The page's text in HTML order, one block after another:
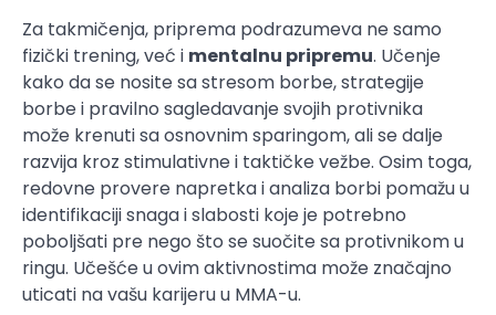
Za takmičenja, priprema podrazumeva ne samo
fizički trening, već i mentalnu pripremu. Učenje
kako da se nosite sa stresom borbe, strategije
borbe i pravilno sagledavanje svojih protivnika
može krenuti sa osnovnim sparingom, ali se dalje
razvija kroz stimulativne i taktičke vežbe. Osim toga,
redovne provere napretka i analiza borbi pomažu u
identifikaciji snaga i slabosti koje je potrebno
poboljšati pre nego što se suočite sa protivnikom u
ringu. Učešće u ovim aktivnostima može značajno
uticati na vašu karijeru u MMA-u.